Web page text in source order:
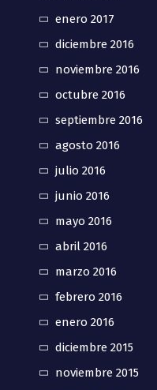
enero 2017
diciembre 2016
noviembre 2016
octubre 2016
septiembre 2016
agosto 2016
julio 2016
junio 2016
mayo 2016
abril 2016
marzo 2016
febrero 2016
enero 2016
diciembre 2015
noviembre 2015